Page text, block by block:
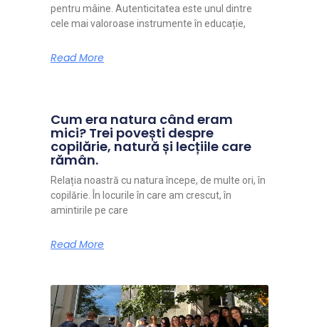
pentru mâine. Autenticitatea este unul dintre
cele mai valoroase instrumente în educație,
Read More
Cum era natura când eram
mici? Trei povești despre
copilărie, natură și lecțiile care
rămân.
Relația noastră cu natura începe, de multe ori, în
copilărie. În locurile în care am crescut, în
amintirile pe care
Read More